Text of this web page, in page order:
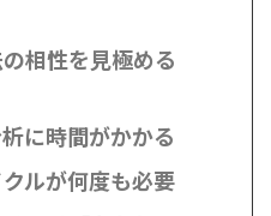
相性を見極める
に時間がかかる
ルが何度も必要